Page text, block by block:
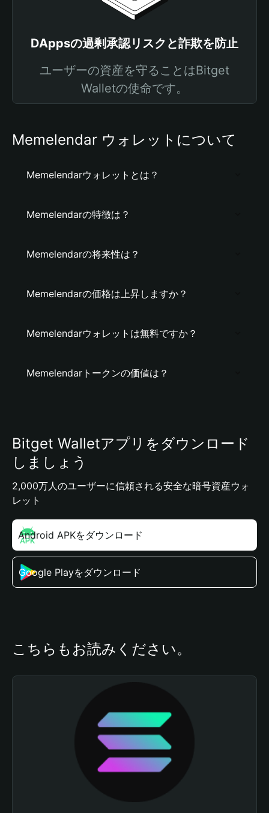
DAppsの過剰承認リスクと詐欺を防止
ユーザーの資産を守ることはBitget
Walletの使命です。
Memelendar ウォレットについて
Memelendarウォレットとは？
Memelendarの特徴は？
Memelendarの将来性は？
Memelendarの価格は上昇しますか？
Memelendarウォレットは無料ですか？
Memelendarトークンの価値は？
Bitget Walletアプリをダウンロード
しましょう
2,000万人のユーザーに信頼される安全な暗号資産ウォ
レット
Android APKをダウンロード
Google Playをダウンロード
こちらもお読みください。